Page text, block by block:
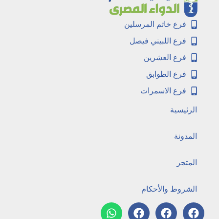
فرع خاتم المرسلين
فرع اللبيني فيصل
فرع العشرين
فرع الطوابق
فرع الاسمرات
الرئيسية
المدونة
المتجر
الشروط والأحكام